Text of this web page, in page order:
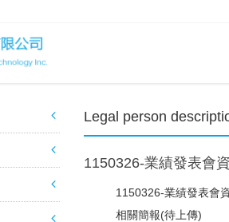
Legal person
1150326-業績發表會
1150326-業績發表會
相關簡報(待上傳)